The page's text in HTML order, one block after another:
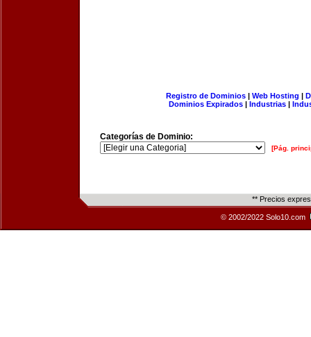
Registro de Dominios| Web Hosting |
Dominios Expirados | Industrias |
Categorías de Dominio:
[Pág.
** Precios
© 2002/2022 Solo10.com